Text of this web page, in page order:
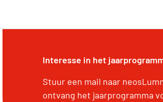
Interesse in het
Stuur een mail naar
ontvang het jaarprogramma